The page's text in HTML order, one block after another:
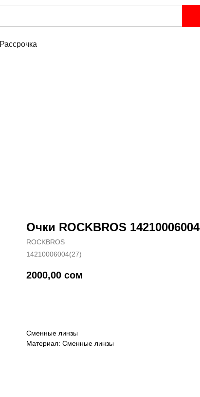
Рассрочка
Очки ROCKBROS 14210006004
ROCKBROS
14210006004(27)
2000,00 сом
Сменные линзы
Материал: Сменные линзы